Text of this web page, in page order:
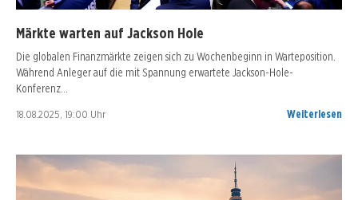
Märkte warten auf Jackson Hole
Die globalen Finanzmärkte zeigen sich zu Wochenbeginn in Warteposition.
Während Anleger auf die mit Spannung erwartete Jackson-Hole-
Konferenz…
18.08.2025, 19:00 Uhr Weiterlesen